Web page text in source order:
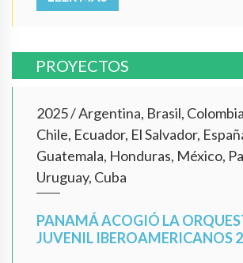
PROYECTOS
2025/Argentina, Brasil,
Chile, Ecuador, El Salvador,
Guatemala, Honduras, México,
Uruguay, Cuba
PANAMÁ ACOGIÓ LA
JUVENIL IBEROAMERICANOS